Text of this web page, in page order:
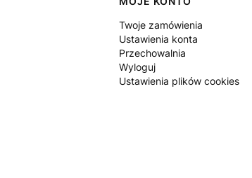
Twoje zamówienia
Ustawienia konta
Przechowalnia
Wyloguj
Ustawienia plików cookies